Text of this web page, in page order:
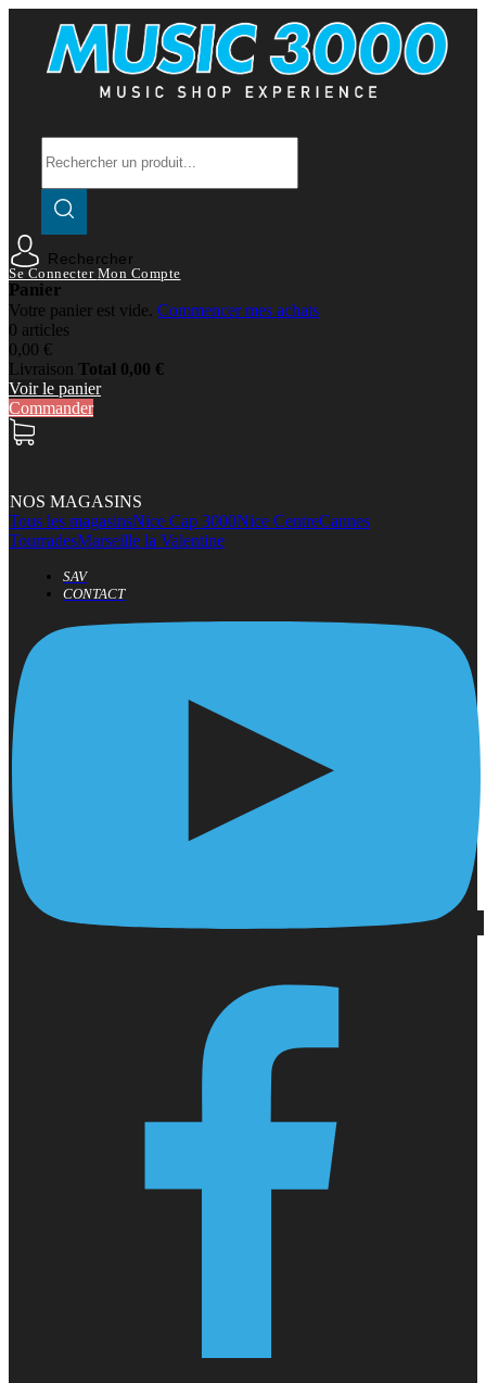
Rechercher
Se Connecter Mon Compte
Panier
Votre panier est vide. Commencer mes achats
0 articles
0,00 €
Livraison Total 0,00 €
Voir le panier
Commander
NOS MAGASINS
Tous les magasinsNice Cap 3000Nice CentreCannes
TourradesMarseille la Valentine
SAV
CONTACT